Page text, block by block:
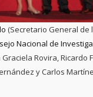
(Secretario General de
Nacional de
Graciela Rovira, Ricardo
y Carlos